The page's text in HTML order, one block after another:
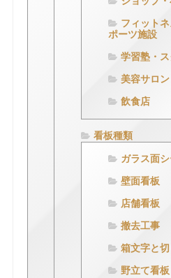
フィット
ポーツ施設
学習塾・
美容サロン
飲食店
看板種類
ガラス面シ
壁面看板
店舗看板
撤去工事
箱文字と
野立て看板